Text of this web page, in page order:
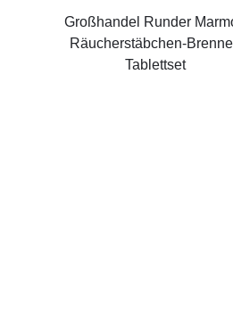
Großhandel Runder
Räucherstäbchen-
Tablettset